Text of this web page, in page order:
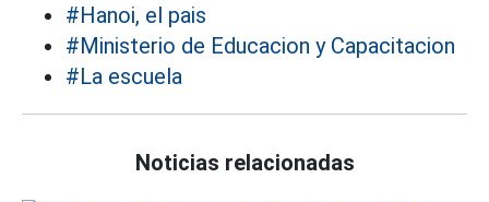
#Hanoi, el pais
#Ministerio de Educacion y Capacitacion
#La escuela
Noticias relacionadas